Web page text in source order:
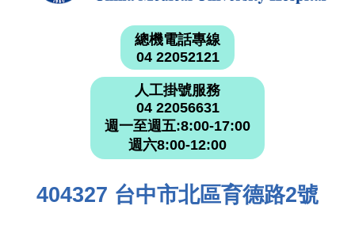
總機電話專線
04 22052121
人工掛號服務
04 22056631
週一至週五:8:00-17:00
週六8:00-12:00
404327 台中市北區育德路2號